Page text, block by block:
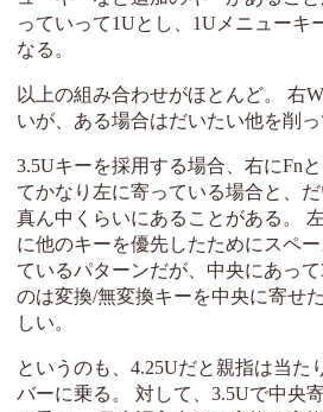
っていって1Uとし、1Uメニューキ
なる。
以上の組み合わせがほとんど。 右
いが、ある場合はだいたい他を削っ
3.5Uキーを採用する場合、右にFn
てかなり左に寄っている場合と、
真ん中くらいにあることがある。
に他のキーを優先したためにスペ
ているパターンだが、中央にあっ
のは変換/無変換キーを中央に寄せ
しい。
というのも、4.25Uだと親指は当た
バーに乗る。 対して、3.5Uで中央